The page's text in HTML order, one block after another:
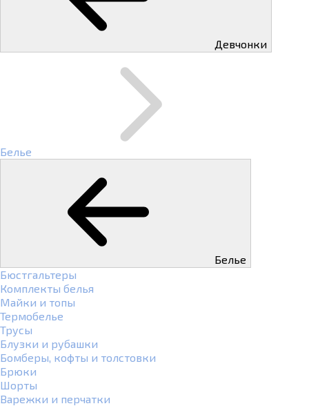
Девчонки
Белье
Белье
Бюстгальтеры
Комплекты белья
Майки и топы
Термобелье
Трусы
Блузки и рубашки
Бомберы, кофты и толстовки
Брюки
Шорты
Варежки и перчатки